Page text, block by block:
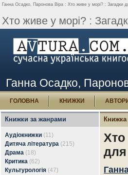
Ганна Осадко, Паронова Віра : Хто живе у морі? : Загадки
Хто живе у морі? :
Ганна Осадко,
ГОЛОВНА КНИЖКИ
Книжки за жанрами
Аудіокнижки (11)
Дитяча література (215)
Драма (18)
Критика (62)
Культурологія (47)
Книжка
Хто
для